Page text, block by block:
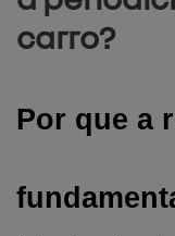
carro?
Por que a